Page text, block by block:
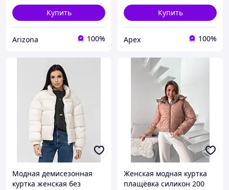
Купить
Arizona 100%
Купить
Apex 100%
Модная демисезонная
куртка женская без
Женская модная куртка
плащёвка силикон 200